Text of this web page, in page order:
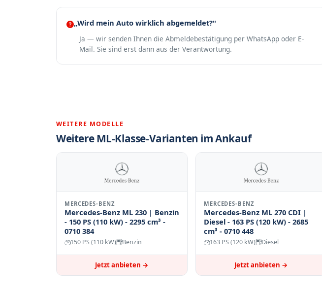
„Wird mein Auto wirklich abgemeldet?"
Ja — wir senden Ihnen die Abmeldebestätigung per WhatsApp oder E-
Mail. Sie sind erst dann aus der Verantwortung.
WEITERE MODELLE
Weitere ML-Klasse-Varianten im Ankauf
MERCEDES-BENZ
Mercedes-Benz ML 230 | Benzin
- 150 PS (110 kW) - 2295 cm³ -
0710 384
150 PS (110 kW) Benzin
Jetzt anbieten →
MERCEDES-BENZ
Mercedes-Benz ML 270 CDI |
Diesel - 163 PS (120 kW) - 2685
cm³ - 0710 448
163 PS (120 kW) Diesel
Jetzt anbieten →